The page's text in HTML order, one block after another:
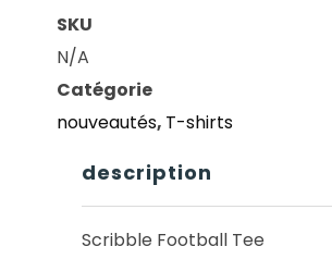
BUTTER
GOODS
SCRIBBLE
FOOTBALL
TEE
BLACK
CANTEEN
SKU
N/A
Catégorie
nouveautés, T-shirts
description
Scribble Football Tee